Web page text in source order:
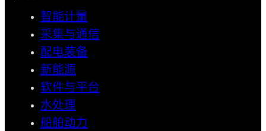
智能计量
采集与通信
配电装备
新能源
软件与平台
水处理
船舶动力